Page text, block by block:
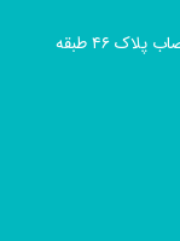
آدرس مطب تهرانپارس : میدان رهبر خیابان آل قصاب پلاک ۴۶ طبقه